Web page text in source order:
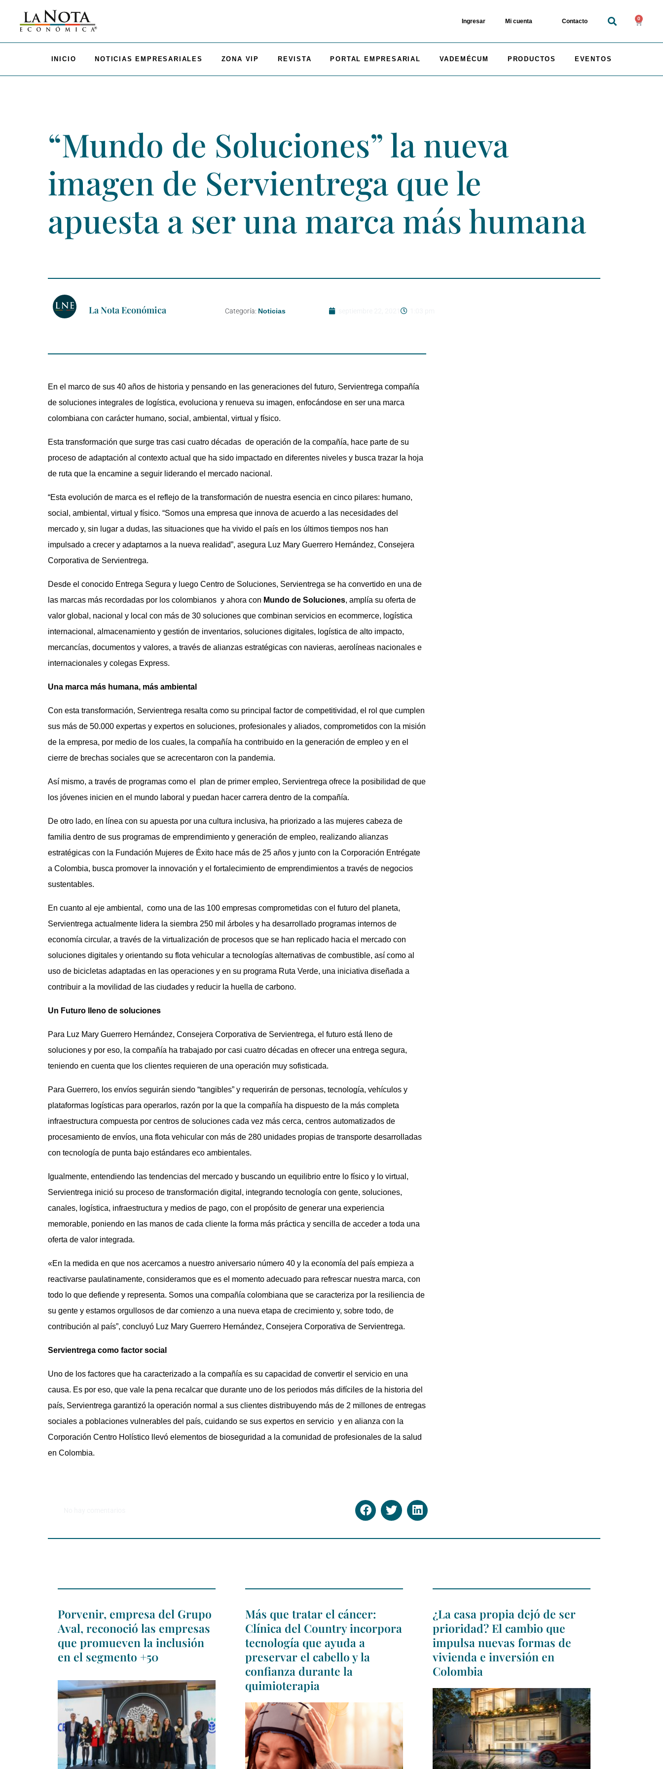
Ingresar Mi cuenta Contacto 0
INICIO NOTICIAS EMPRESARIALES ZONA VIP REVISTA PORTAL EMPRESARIAL VADEMÉCUM PRODUCTOS EVENTOS
“Mundo de Soluciones” la nueva
imagen de Servientrega que le
apuesta a ser una marca más humana
La Nota Económica Categoría: Noticias
En el marco de sus 40 años de historia y pensando en las generaciones del futuro, Servientrega compañía
de soluciones integrales de logística, evoluciona y renueva su imagen, enfocándose en ser una marca
colombiana con carácter humano, social, ambiental, virtual y físico.
Esta transformación que surge tras casi cuatro décadas de operación de la compañía, hace parte de su
proceso de adaptación al contexto actual que ha sido impactado en diferentes niveles y busca trazar la hoja
de ruta que la encamine a seguir liderando el mercado nacional.
“Esta evolución de marca es el reflejo de la transformación de nuestra esencia en cinco pilares: humano,
social, ambiental, virtual y físico. “Somos una empresa que innova de acuerdo a las necesidades del
mercado y, sin lugar a dudas, las situaciones que ha vivido el país en los últimos tiempos nos han
impulsado a crecer y adaptarnos a la nueva realidad”, asegura Luz Mary Guerrero Hernández, Consejera
Corporativa de Servientrega.
Desde el conocido Entrega Segura y luego Centro de Soluciones, Servientrega se ha convertido en una de
las marcas más recordadas por los colombianos y ahora con Mundo de Soluciones, amplía su oferta de
valor global, nacional y local con más de 30 soluciones que combinan servicios en ecommerce, logística
internacional, almacenamiento y gestión de inventarios, soluciones digitales, logística de alto impacto,
mercancías, documentos y valores, a través de alianzas estratégicas con navieras, aerolíneas nacionales e
internacionales y colegas Express.
Una marca más humana, más ambiental
Con esta transformación, Servientrega resalta como su principal factor de competitividad, el rol que cumplen
sus más de 50.000 expertas y expertos en soluciones, profesionales y aliados, comprometidos con la misión
de la empresa, por medio de los cuales, la compañía ha contribuido en la generación de empleo y en el
cierre de brechas sociales que se acrecentaron con la pandemia.
Así mismo, a través de programas como el plan de primer empleo, Servientrega ofrece la posibilidad de que
los jóvenes inicien en el mundo laboral y puedan hacer carrera dentro de la compañía.
De otro lado, en línea con su apuesta por una cultura inclusiva, ha priorizado a las mujeres cabeza de
familia dentro de sus programas de emprendimiento y generación de empleo, realizando alianzas
estratégicas con la Fundación Mujeres de Éxito hace más de 25 años y junto con la Corporación Entrégate
a Colombia, busca promover la innovación y el fortalecimiento de emprendimientos a través de negocios
sustentables.
En cuanto al eje ambiental, como una de las 100 empresas comprometidas con el futuro del planeta,
Servientrega actualmente lidera la siembra 250 mil árboles y ha desarrollado programas internos de
economía circular, a través de la virtualización de procesos que se han replicado hacia el mercado con
soluciones digitales y orientando su flota vehicular a tecnologías alternativas de combustible, así como al
uso de bicicletas adaptadas en las operaciones y en su programa Ruta Verde, una iniciativa diseñada a
contribuir a la movilidad de las ciudades y reducir la huella de carbono.
Un Futuro lleno de soluciones
Para Luz Mary Guerrero Hernández, Consejera Corporativa de Servientrega, el futuro está lleno de
soluciones y por eso, la compañía ha trabajado por casi cuatro décadas en ofrecer una entrega segura,
teniendo en cuenta que los clientes requieren de una operación muy sofisticada.
Para Guerrero, los envíos seguirán siendo “tangibles” y requerirán de personas, tecnología, vehículos y
plataformas logísticas para operarlos, razón por la que la compañía ha dispuesto de la más completa
infraestructura compuesta por centros de soluciones cada vez más cerca, centros automatizados de
procesamiento de envíos, una flota vehicular con más de 280 unidades propias de transporte desarrolladas
con tecnología de punta bajo estándares eco ambientales.
Igualmente, entendiendo las tendencias del mercado y buscando un equilibrio entre lo físico y lo virtual,
Servientrega inició su proceso de transformación digital, integrando tecnología con gente, soluciones,
canales, logística, infraestructura y medios de pago, con el propósito de generar una experiencia
memorable, poniendo en las manos de cada cliente la forma más práctica y sencilla de acceder a toda una
oferta de valor integrada.
«En la medida en que nos acercamos a nuestro aniversario número 40 y la economía del país empieza a
reactivarse paulatinamente, consideramos que es el momento adecuado para refrescar nuestra marca, con
todo lo que defiende y representa. Somos una compañía colombiana que se caracteriza por la resiliencia de
su gente y estamos orgullosos de dar comienzo a una nueva etapa de crecimiento y, sobre todo, de
contribución al país”, concluyó Luz Mary Guerrero Hernández, Consejera Corporativa de Servientrega.
Servientrega como factor social
Uno de los factores que ha caracterizado a la compañía es su capacidad de convertir el servicio en una
causa. Es por eso, que vale la pena recalcar que durante uno de los periodos más difíciles de la historia del
país, Servientrega garantizó la operación normal a sus clientes distribuyendo más de 2 millones de entregas
sociales a poblaciones vulnerables del país, cuidando se sus expertos en servicio y en alianza con la
Corporación Centro Holístico llevó elementos de bioseguridad a la comunidad de profesionales de la salud
en Colombia.
Porvenir, empresa del Grupo
Aval, reconoció las empresas
que promueven la inclusión
en el segmento +50
Más que tratar el cáncer:
Clínica del Country incorpora
tecnología que ayuda a
preservar el cabello y la
confianza durante la
quimioterapia
¿La casa propia dejó de ser
prioridad? El cambio que
impulsa nuevas formas de
vivienda e inversión en
Colombia